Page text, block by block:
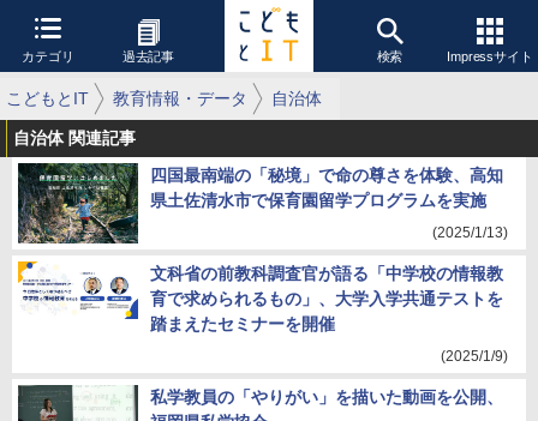
カテゴリ 過去記事 検索 Impressサイト
こどもとIT 教育情報・データ 自治体
自治体 関連記事
四国最南端の「秘境」で命の尊さを体験、高知
県土佐清水市で保育園留学プログラムを実施
(2025/1/13)
文科省の前教科調査官が語る「中学校の情報教
育で求められるもの」、大学入学共通テストを
踏まえたセミナーを開催
(2025/1/9)
私学教員の「やりがい」を描いた動画を公開、